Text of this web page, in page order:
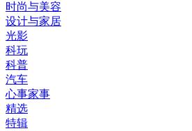
时尚与美容
设计与家居
光影
科玩
科普
汽车
心事家事
精选
特辑